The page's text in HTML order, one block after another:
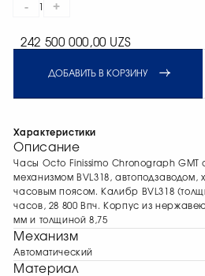
- +
242 500 000,00 UZS
ДОБАВИТЬ В КОРЗИНУ
Характеристики
Описание
Часы Octo Finissimo Chronograph GMT
механизмом BVL318, автоподзаводом,
часовым поясом. Калибр BVL318
часов, 28 800 Впч. Корпус из
мм и толщиной 8,75
Механизм
Автоматический
Материал